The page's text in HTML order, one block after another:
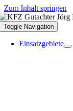
Zum Inhalt springen
Toggle Navigation
Einsatzgebiete